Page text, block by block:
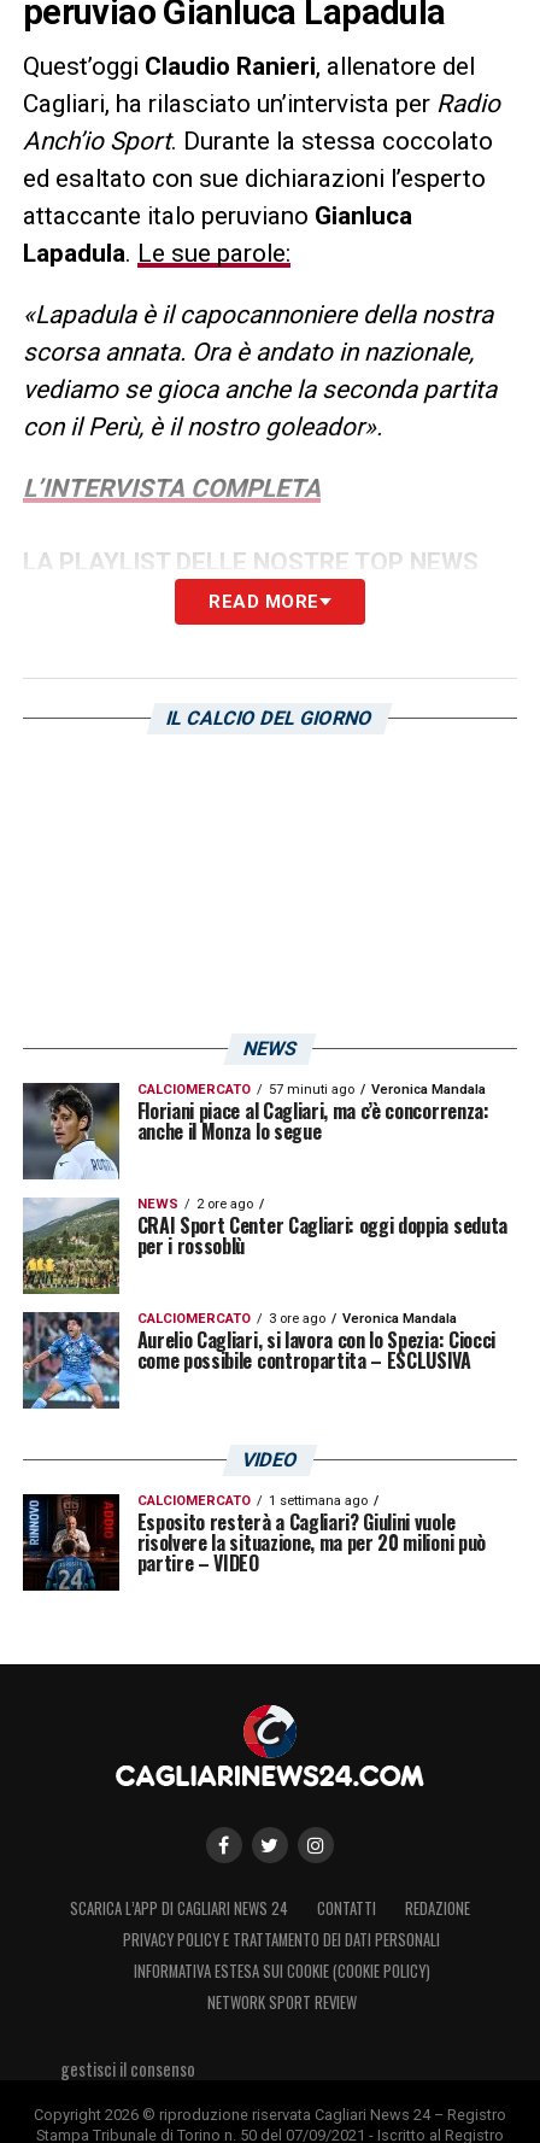
peruviao Gianluca Lapadula
Quest’oggi Claudio Ranieri, allenatore del
Cagliari, ha rilasciato un’intervista per Radio
Anch’io Sport. Durante la stessa coccolato
ed esaltato con sue dichiarazioni l’esperto
attaccante italo peruviano Gianluca
Lapadula. Le sue parole:
«Lapadula è il capocannoniere della nostra
scorsa annata. Ora è andato in nazionale,
vediamo se gioca anche la seconda partita
con il Perù, è il nostro goleador».
L’INTERVISTA COMPLETA
LA PLAYLIST DELLE NOSTRE TOP NEWS
READ MORE
IL CALCIO DEL GIORNO
NEWS
CALCIOMERCATO 57 minuti ago Veronica Mandala
Floriani piace al Cagliari, ma c’è concorrenza:
anche il Monza lo segue
NEWS 2 ore ago
CRAI Sport Center Cagliari: oggi doppia seduta
per i rossoblù
CALCIOMERCATO 3 ore ago Veronica Mandala
Aurelio Cagliari, si lavora con lo Spezia: Ciocci
come possibile contropartita – ESCLUSIVA
VIDEO
CALCIOMERCATO 1 settimana ago
Esposito resterà a Cagliari? Giulini vuole
risolvere la situazione, ma per 20 milioni può
partire – VIDEO
SCARICA L’APP DI CAGLIARI NEWS 24 CONTATTI
REDAZIONE
PRIVACY POLICY E TRATTAMENTO DEI DATI PERSONALI
INFORMATIVA ESTESA SUI COOKIE (COOKIE POLICY)
NETWORK SPORT REVIEW
gestisci il consenso
Copyright 2026 © riproduzione riservata Cagliari News 24 – Registro
Stampa Tribunale di Torino n. 50 del 07/09/2021 - Iscritto al Registro